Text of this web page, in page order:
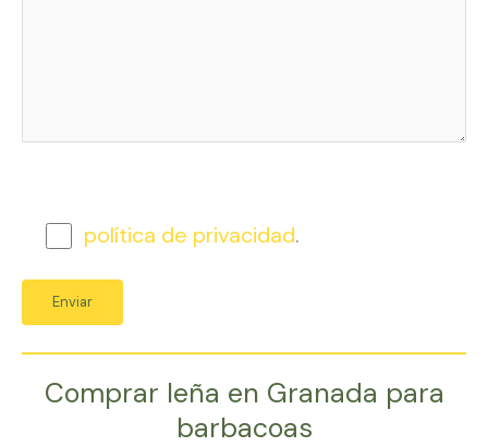
política de privacidad.
Comprar leña en Granada para
barbacoas